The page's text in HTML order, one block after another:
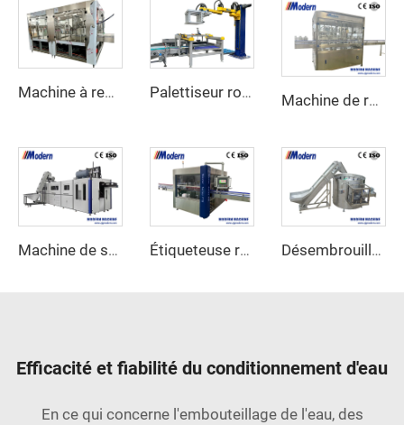
Machine à remplir le jus Palettiseur robotisé automatique
Machine de remplissage d'huile alimentaire linéaire
Machine de soufflage de bouteilles à grande vitesse Étiqueteuse rotative à colle thermofusible Désembrouilleuse de Bouteilles Automatique
Efficacité et fiabilité du conditionnement d'eau
En ce qui concerne l'embouteillage de l'eau, des